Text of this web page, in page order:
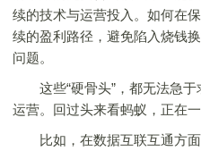
续的技术与运营投入。如何在
续的盈利路径，避免陷入烧钱
问题。
这些“硬骨头”，都无法急于
运营。回过头来看蚂蚁，正在一
比如，在数据互联互通方面